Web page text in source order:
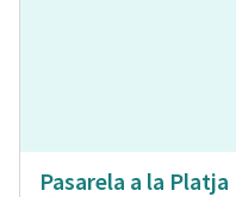
Pasarela a la Platja